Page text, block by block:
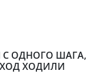
С ОДНОГО ШАГА,
ХОДИЛИ